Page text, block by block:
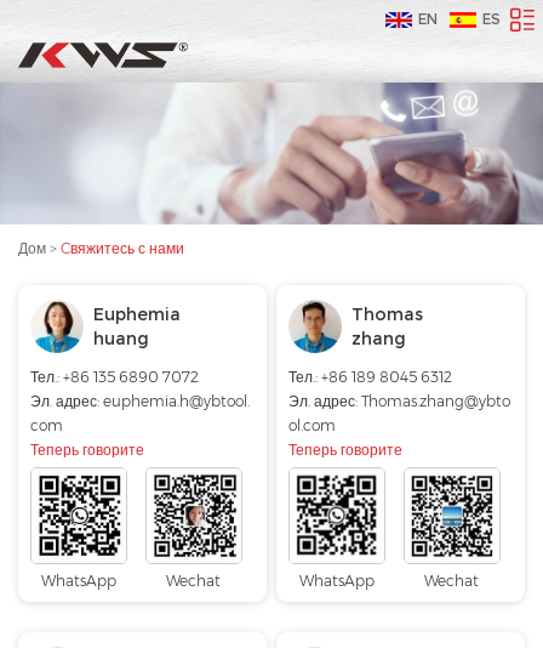
EN ES
Дом > Cвяжитесь с нами
Euphemia
huang
Тел.: +86 135 6890 7072
Эл. адрес: euphemia.h@ybtool.
com
Теперь говорите
WhatsApp Wechat
Thomas
zhang
Тел.: +86 189 8045 6312
Эл. адрес:Thomas.zhang@ybto
ol.com
Теперь говорите
WhatsApp Wechat